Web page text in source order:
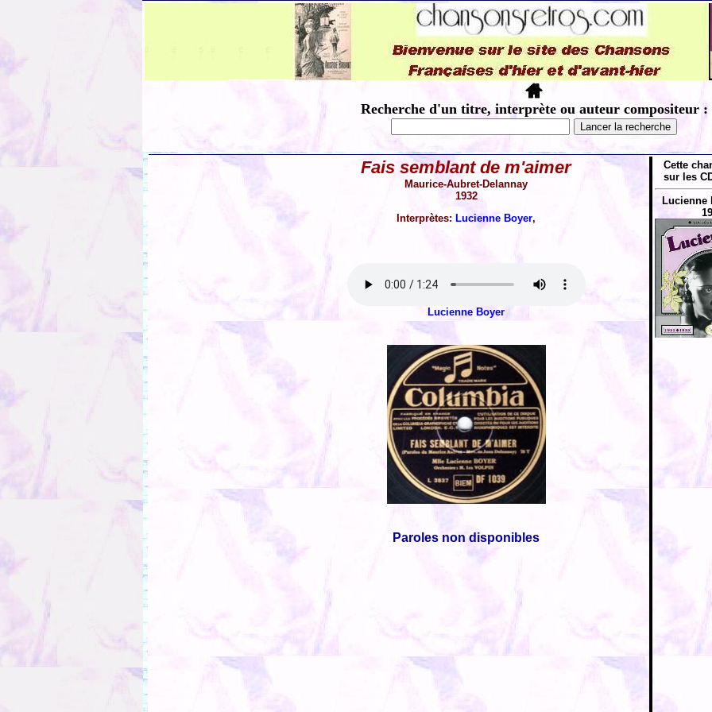
Recherche d'un titre, interprète ou auteur compositeur :
Fais semblant de m'aimer
Maurice-Aubret-Delannay
1932
Interprètes: Lucienne Boyer,
Lucienne Boyer
Paroles non disponibles
Cette
sur les
Lucienne